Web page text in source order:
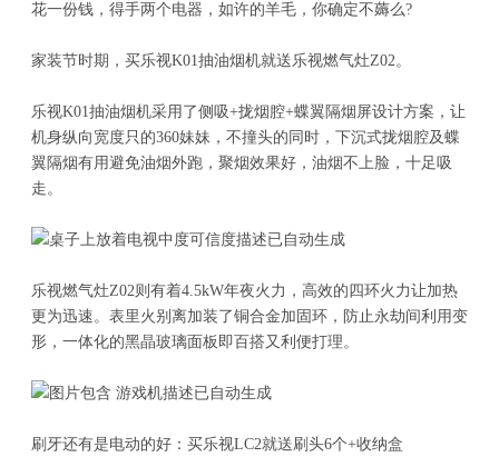
花一份钱，得手两个电器，如许的羊毛，你确定不薅么?
家装节时期，买乐视K01抽油烟机就送乐视燃气灶Z02。
乐视K01抽油烟机采用了侧吸+拢烟腔+蝶翼隔烟屏设计方案，让
机身纵向宽度只的360妹妹，不撞头的同时，下沉式拢烟腔及蝶
翼隔烟有用避免油烟外跑，聚烟效果好，油烟不上脸，十足吸
走。
乐视燃气灶Z02则有着4.5kW年夜火力，高效的四环火力让加热
更为迅速。表里火别离加装了铜合金加固环，防止永劫间利用变
形，一体化的黑晶玻璃面板即百搭又利便打理。
刷牙还有是电动的好：买乐视LC2就送刷头6个+收纳盒